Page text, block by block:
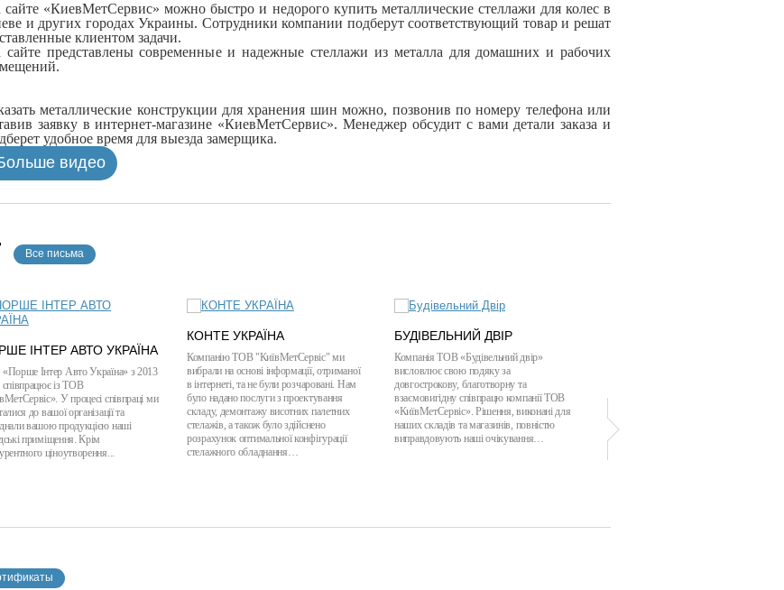
«КиевМетСервис» можно быстро и недорого купить металлические стеллажи для колес в
и других городах Украины. Сотрудники компании подберут соответствующий товар и решат
клиентом задачи.
сайте представлены современные и надежные стеллажи из металла для домашних и рабочих
металлические конструкции для хранения шин можно, позвонив по номеру телефона или
заявку в интернет-магазине «КиевМетСервис». Менеджер обсудит с вами детали заказа и
удобное время для выезда замерщика.
видео
Все письма
ІНТЕР АВТО УКРАЇНА
Інтер Авто Україна» з 2013
із ТОВ
У процесі співпраці ми
до вашої організації та
вашою продукцією наші
приміщення. Крім
ціноутворення...
КОНТЕ УКРАЇНА
Компанію ТОВ "КиївМетСервіс" ми
вибрали на основі інформації, отриманої
в інтернеті, та не були розчаровані. Нам
було надано послуги з проектування
складу, демонтажу висотних палетних
стелажів, а також було здійснено
розрахунок оптимальної конфігурації
стелажного обладнання…
БУДІВЕЛЬНИЙ ДВІР
Компанія ТОВ «Будівельний двір»
висловлює свою подяку за
довгострокову, благотворну та
взаємовигідну співпрацю компанії ТОВ
«КиївМетСервіс». Рішення, виконані для
наших складів та магазинів, повністю
виправдовують наші очікування…
зобов'язань. Протягом усього періоду
себе як надійний та сумлінний партнер…